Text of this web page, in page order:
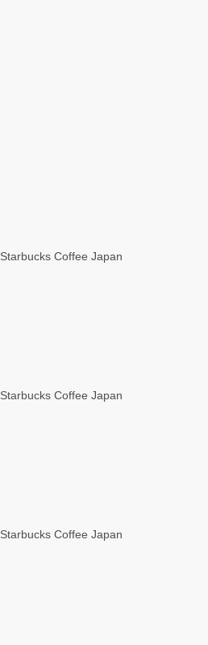
Starbucks Coffee Japan
Starbucks Coffee Japan
Starbucks Coffee Japan